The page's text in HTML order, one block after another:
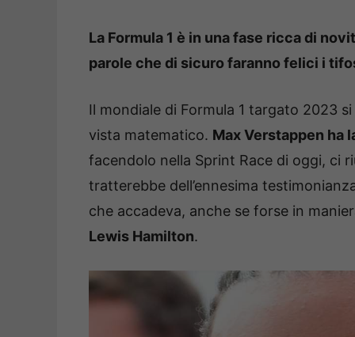
La Formula 1 è in una fase ricca di
parole che di sicuro faranno felici i
Il mondiale di Formula 1 targato 2023
vista matematico. Max Verstappen ha
facendolo nella Sprint Race di oggi, ci
tratterebbe dell’ennesima
che accadeva, anche se forse in
Lewis Hamilton.